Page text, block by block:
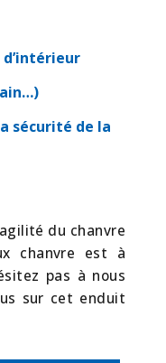
d’intérieur
sécurité de la
du chanvre
chanvre est à
pas à nous
sur cet enduit